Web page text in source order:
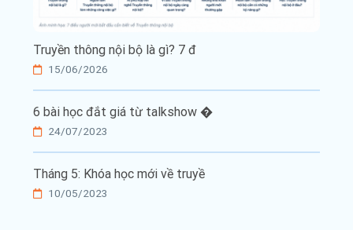
Truyền thông nội bộ là gì? 7 đ
15/06/2026
6 bài học đắt giá từ talkshow �
24/07/2023
Tháng 5: Khóa học mới về truyề
10/05/2023